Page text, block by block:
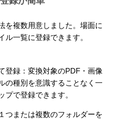
を複数用意しました。場面に
ル一覧に登録できます。
登録：変換対象のPDF・画像
の種別を意識することなく一
プで登録できます。
つまたは複数のフォルダーを